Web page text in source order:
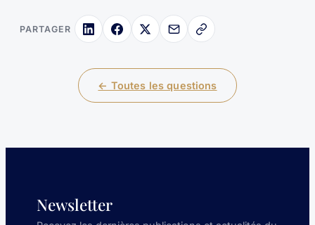
PARTAGER
← Toutes les questions
Newsletter